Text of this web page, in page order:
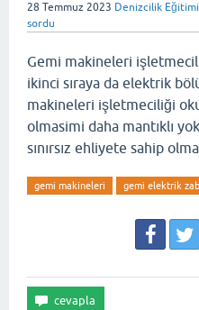
28 Temmuz 2023 Denizcilik Eğitimi
sordu
Gemi makineleri
ikinci sıraya da elektrik
makineleri işletmeciliği
olmasimi daha mantıklı
sınırsız ehliyete sahip
gemi makineleri gemi elektrik